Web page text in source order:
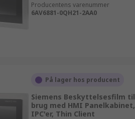
Producentens varenummer
6AV6881-0QH21-2AA0
På lager hos producent
Siemens Beskyttelsesfilm til
brug med HMI Panelkabinet,
IPC'er, Thin Client